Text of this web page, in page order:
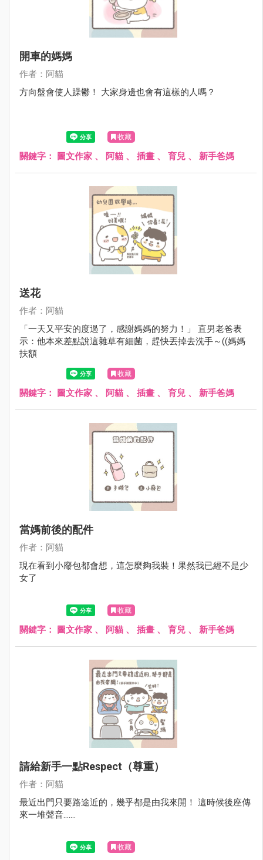
開車的媽媽
作者：阿貓
方向盤會使人躁鬱！ 大家身邊也會有這樣的人嗎？
收藏
關鍵字： 圖文作家 、 阿貓 、 插畫 、 育兒 、 新手爸媽
送花
作者：阿貓
「一天又平安的度過了，感謝媽媽的努力！」 直男老爸表
示：他本來差點說這雜草有細菌，趕快丟掉去洗手～((媽媽
扶額
收藏
關鍵字： 圖文作家 、 阿貓 、 插畫 、 育兒 、 新手爸媽
當媽前後的配件
作者：阿貓
現在看到小廢包都會想，這怎麼夠我裝！果然我已經不是少
女了
收藏
關鍵字： 圖文作家 、 阿貓 、 插畫 、 育兒 、 新手爸媽
請給新手一點respect（尊重）
作者：阿貓
最近出門只要路途近的，幾乎都是由我來開！ 這時候後座傳
來一堆聲音.......
收藏